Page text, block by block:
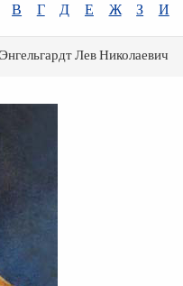
В Г Д Е Ж З И
Лев Николаевич